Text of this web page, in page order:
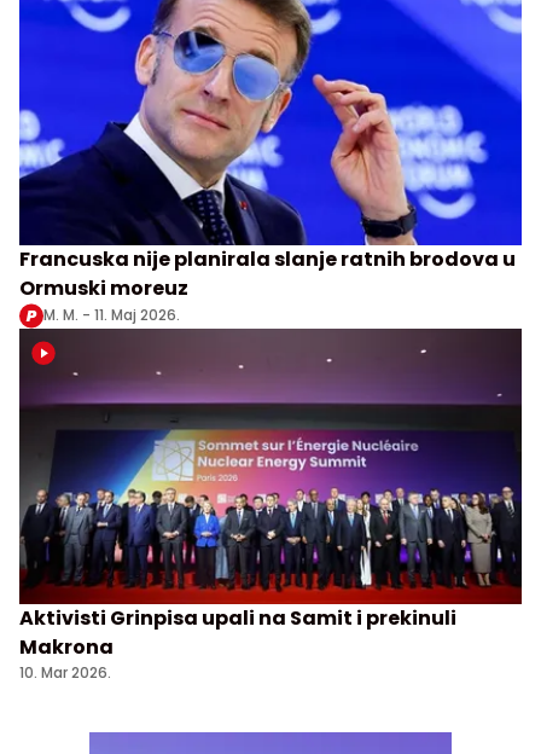
Francuska nije planirala slanje ratnih brodova u
Ormuski moreuz
M. M. - 11. Maj 2026.
Aktivisti Grinpisa upali na Samit i prekinuli
Makrona
10. Mar 2026.